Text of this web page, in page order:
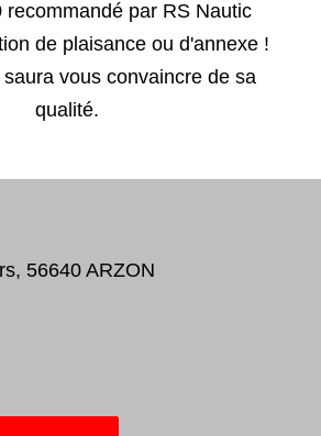
Détails
recommandé par RS Nautic
de plaisance ou d'annexe !
vous convaincre de sa
qualité.
56640 ARZON